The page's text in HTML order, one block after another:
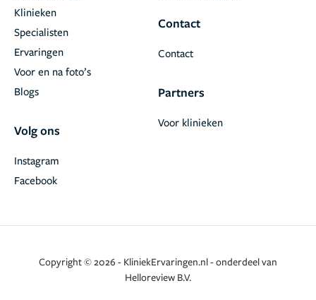
Klinieken
Specialisten
Ervaringen
Voor en na foto’s
Blogs
Volg ons
Facebook
Instagram
Contact
Contact
Partners
Voor klinieken
Copyright © 2026 - KliniekErvaringen.nl - onderdeel van
Helloreview B.V.